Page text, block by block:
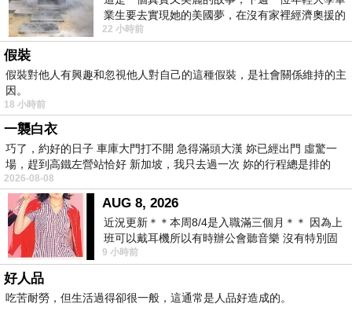
說，養女本與她相戀的青年一起投湖，但是最後只
有養女跳了下去。
那位青年沒有一起殉情，養女因此不瞑目，所已養
女湖一半清，一半濁，清池是為要等那位青年跳下
去而預備的，當然，這只是附加於大自然的故事而
已，增加其淒涼度。
老闆(地主)在養女湖旁賣蜂蜜與花卉、植物盆栽。是
個開朗好相處的人；他不會跟來的人推銷他的產
品，不妨跟老闆聊聊天，老闆會講另一個版本的養
女跳湖故事給您聽。若天氣好，可以請老闆幫忙點
火，將會看到泥火同源的現象。
從新養女湖可以遠眺燕巢鄉和太陽谷及嫦娥湖景
色，且臨近雞款冠山和惡地形，由於距離都不遠，
業生要去實現她的美國夢，在沒有家裡經濟奧援的
情況下，靠著自我努力工作累積出國基
22 小時前
假裝
假裝對他人有興趣和忽視他人對自己的這種假裝，是社會關係維持的主
因。
18 小時前
一襲白衣
巧了，約好的日子 車庫大門打不開 急得滿頭大漢 妳已經出門 虛驚一
場，趕到高鐵左營站恰好 新加坡，我只去過一次 妳的行程總是排的
2026-08-08
AUG 8, 2026
近況更新＊＊本周8/4是入職滿三個月＊＊ 因為上
班可以戴耳機所以有時辦公會聽音樂 沒有特別固
定哪天但就是一周某一天會固定聽'90
9 小時前
好人品
吃苦耐勞，但生活過得卻很一般，這通常是人品好造成的。